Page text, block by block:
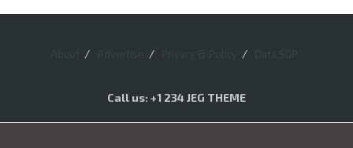
Call us: +1 234 JEG THEME